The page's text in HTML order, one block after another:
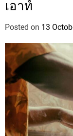
เอาท์
Posted on 13